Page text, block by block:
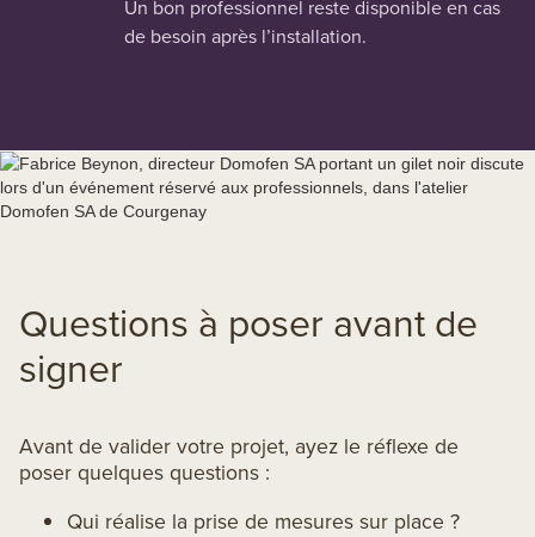
Un bon professionnel reste disponible en cas
de besoin après l’installation.
Questions à poser avant de
signer
Avant de valider votre projet, ayez le réflexe de
poser quelques questions :
Qui réalise la prise de mesures sur place ?